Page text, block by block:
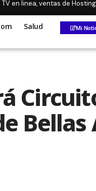
en linea, ventas de
Salud Mi
Bellas